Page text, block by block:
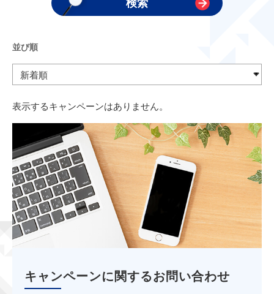
並び順
表示するキャンペーンはありません。
キャンペーンに関するお問い合わせ